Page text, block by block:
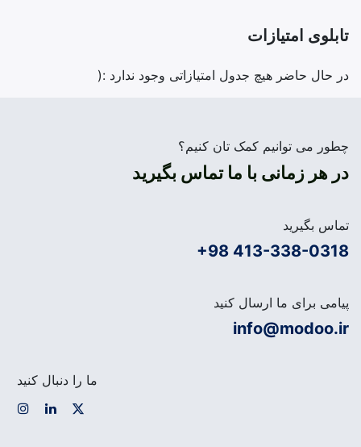
تابلوی امتیازات
در حال حاضر هیچ جدول امتیازاتی وجود ندارد :(
چطور می توانیم کمک تان کنیم؟
در هر زمانی با ما تماس بگیرید
تماس بگیرید
+98 413-338-0318
پیامی برای ما ارسال کنید
info@modoo.ir
ما را دنبال کنید